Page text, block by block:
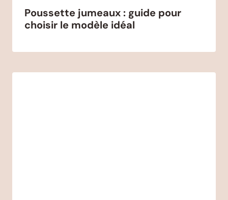
Poussette jumeaux : guide pour
choisir le modèle idéal